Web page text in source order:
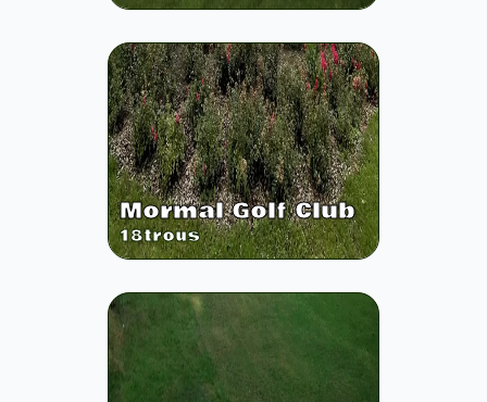
Mormal Golf Club
18trous